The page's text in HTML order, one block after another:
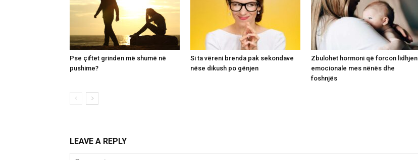
Pse çiftet grinden më shumë në
pushime?
Si ta vëreni brenda pak sekondave
nëse dikush po gënjen
Zbulohet hormoni që forcon lidhjen
emocionale mes nënës dhe
foshnjës
LEAVE A REPLY